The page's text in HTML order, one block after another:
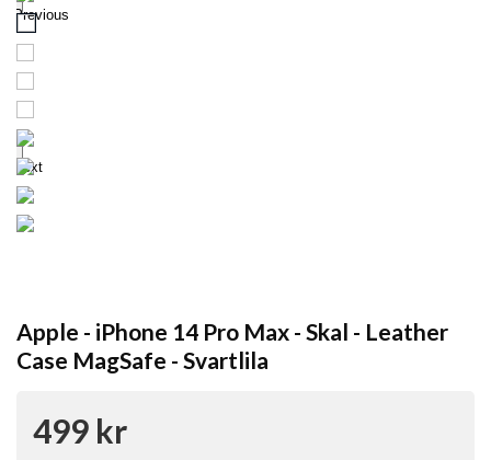
Previous
Next
Apple - iPhone 14 Pro Max - Skal - Leather
Case MagSafe - Svartlila
499 kr